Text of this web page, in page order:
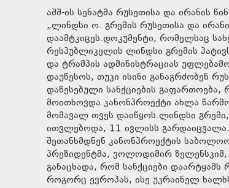
აშშ-ის სენატმა რუსეთისა და ირანის
„ლინდსი ო. გრემის რუსეთისა და
დაამტკიცეს.დოკუმენტი, რომელსაც
რესპუბლიკელის ლინდსი გრემის
და ტრამპის ადმინისტრაციას
დაუწესოს, თუკი ისინი განაგრძობენ
დაწესებული სანქციების
მოითხოვდა.კანონპროექტი ახლა
მომავალ თვეს დაიწყოს.ლინდსი
ითვლებოდა, 11 ივლისს
შეთანხმდნენ კანონპროექტის
პრეზიდენტმა, ვოლოდიმირ
განაცხადა, რომ სანქციები
როგორც ევროპას, ისე უკრაინელ